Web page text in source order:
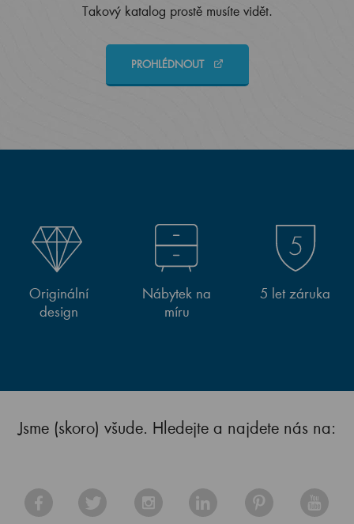
Takový katalog prostě musíte vidět.
PROHLÉDNOUT
Originální
design
Nábytek na
míru
5 let záruka
Jsme (skoro) všude. Hledejte a najdete nás na: